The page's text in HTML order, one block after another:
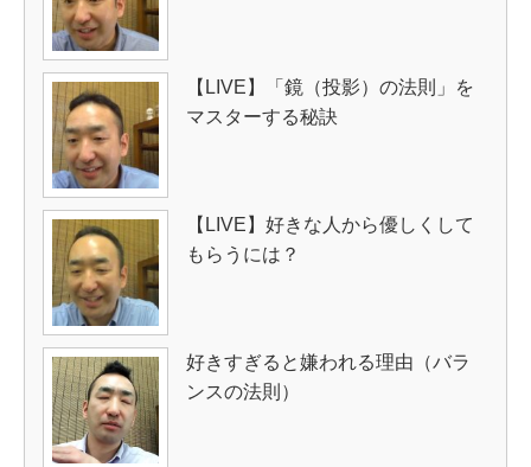
【LIVE】「鏡（投影）の法則」を
マスターする秘訣
【LIVE】好きな人から優しくして
もらうには？
好きすぎると嫌われる理由（バラ
ンスの法則）